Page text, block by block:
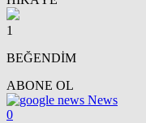
1
BEĞENDİM
ABONE OL
News
0